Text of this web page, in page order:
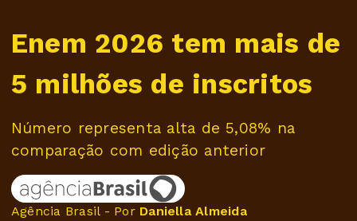
Enem 2026 tem mais de
5 milhões de inscritos
Número representa alta de 5,08% na
comparação com edição anterior
Agência Brasil - Por Daniella Almeida